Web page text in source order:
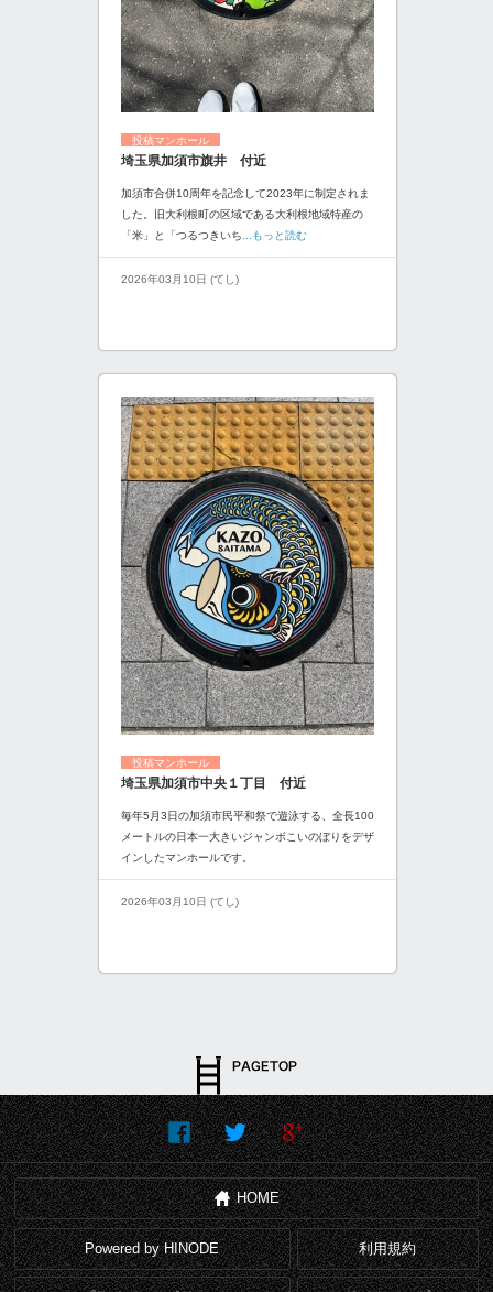
投稿マンホール
埼玉県加須市旗井 付近
加須市合併10周年を記念して2023年に制定されま
した。旧大利根町の区域である大利根地域特産の
「米」と「つるつきいち...もっと読む
2026年03月10日 (てし)
投稿マンホール
埼玉県加須市中央１丁目 付近
毎年5月3日の加須市民平和祭で遊泳する、全長100
メートルの日本一大きいジャンボこいのぼりをデザ
インしたマンホールです。
2026年03月10日 (てし)
HOME
Powered by HINODE 利用規約